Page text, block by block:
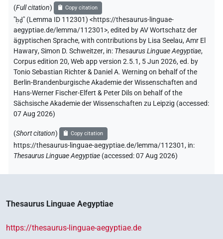
(Full citation) Copy citation
"ḥḏ" (Lemma ID 112301) <https://thesaurus-linguae-
aegyptiae.de/lemma/112301>,edited by AV Wortschatz der
ägyptischen Sprache,with contributions by Lisa Seelau,Amr El
Hawary,Simon D. Schweitzer, in: Thesaurus Linguae Aegyptiae,
Corpus edition 20, Web app version 2.5.1, 5 Jun 2026, ed. by
Tonio Sebastian Richter & Daniel A. Werning on behalf of the
Berlin-Brandenburgische Akademie der Wissenschaften and
Hans-Werner Fischer-Elfert & Peter Dils on behalf of the
Sächsische Akademie der Wissenschaften zu Leipzig (accessed:
07 Aug 2026)
(Short citation) Copy citation
https://thesaurus-linguae-aegyptiae.de/lemma/112301, in:
Thesaurus Linguae Aegyptiae (accessed:07 Aug 2026)
Thesaurus Linguae Aegyptiae
https://thesaurus-linguae-aegyptiae.de